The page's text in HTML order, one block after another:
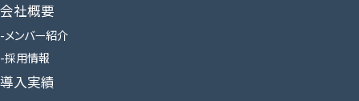
会社概要
メンバー紹介
採用情報
導入実績